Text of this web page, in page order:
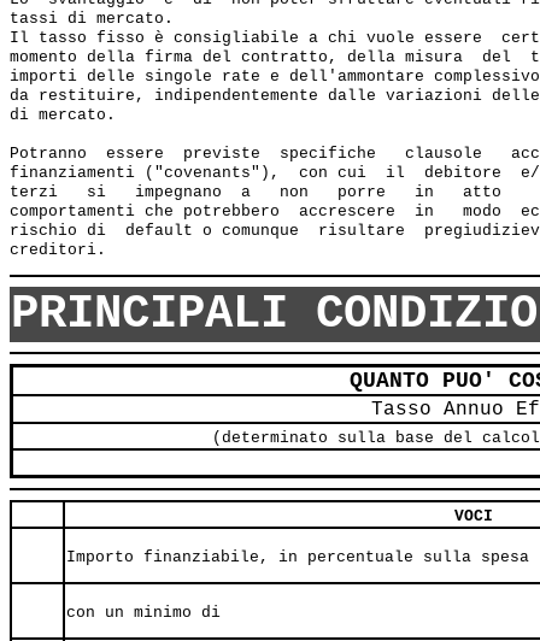
tassi di mercato.
Il tasso fisso è consigliabile a chi vuole essere
momento della firma del contratto, della misura  del
importi delle singole rate e dell'ammontare
da restituire, indipendentemente dalle variazioni
di mercato.
Potranno  essere  previste  specifiche   clausole
finanziamenti ("covenants"),  con cui  il  debitore
terzi   si   impegnano  a   non   porre   in   atto
comportamenti che potrebbero  accrescere  in   modo
rischio di  default o comunque  risultare
PRINCIPALI
QUANTO PUO'
Tasso Annuo
(determinato sulla base del
VOCI
Importo finanziabile, in percentuale sulla spesa
con un minimo di